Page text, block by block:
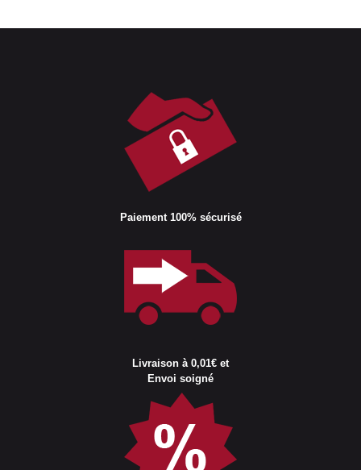
Paiement 100% sécurisé
Livraison à 0,01€ et
Envoi soigné